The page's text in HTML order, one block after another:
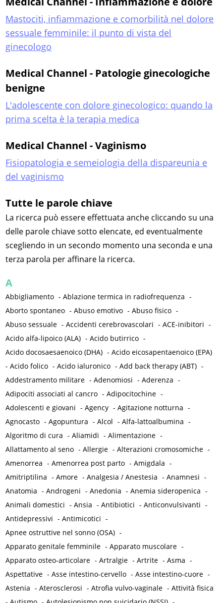
Mastociti, infiammazione e comorbilità nel dolore
sessuale femminile: il punto di vista del
ginecologo
Medical Channel - Patologie ginecologiche
benigne
L'adolescente con dolore ginecologico: quando la
prima scelta è la terapia medica
Medical Channel - Vaginismo
Fisiopatologia e semeiologia della dispareunia e
del vaginismo
Tutte le parole chiave
La ricerca può essere effettuata anche cliccando su una
delle parole chiave sotto elencate, ed eventualmente
scegliendo in un secondo momento una seconda e una
terza parola per affinare la ricerca.
A
Abbigliamento -Ablazione termica in radiofrequenza -
Aborto spontaneo -Abuso emotivo -Abuso fisico -
Abuso sessuale -Accidenti cerebrovascolari -ACE-inibitori -
Acido alfa-lipoico (ALA) -Acido butirrico -
Acido docosaesaenoico (DHA) -Acido eicosapentaenoico (EPA)
-Acido folico -Acido ialuronico -Add back therapy (ABT) -
Addestramento militare -Adenomiosi -Aderenza -
Adipociti associati al cancro -Adipocitochine -
Adolescenti e giovani -Agency -Agitazione notturna -
Agnocasto -Agopuntura -Alcol -Alfa-lattoalbumina -
Algoritmo di cura -Aliamidi -Alimentazione -
Allattamento al seno -Allergie -Alterazioni cromosomiche -
Amenorrea -Amenorrea post parto -Amigdala -
Amitriptilina -Amore -Analgesia / Anestesia -Anamnesi -
Anatomia -Androgeni -Anedonia -Anemia sideropenica -
Animali domestici -Ansia -Antibiotici -Anticonvulsivanti -
Antidepressivi -Antimicotici -
Apnee ostruttive nel sonno (OSA) -
Apparato genitale femminile -Apparato muscolare -
Apparato osteo-articolare -Artralgie -Artrite -Asma -
Aspettative -Asse intestino-cervello -Asse intestino-cuore -
Astenia -Aterosclerosi -Atrofia vulvo-vaginale -Attività fisica